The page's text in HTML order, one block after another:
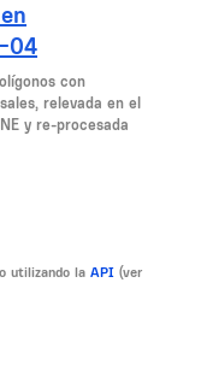
04
con
relevada en el
y re-procesada
utilizando la API (ver